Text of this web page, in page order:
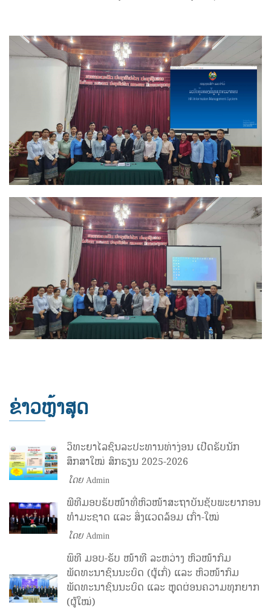
ຂ່າວຫຼ້າສຸດ
ວິທະຍາໄລຊົນລະປະທານທ່າງ່ອນ ເປີດຮັບນັກ
ສຶກສາໃໝ່ ສົກຮຽນ 2025-2026
ໂດຍ Admin
ພີທີມອບຮັບໜ້າທີ່ຫົວໜ້າສະຖາບັນຊັບພະຍາກອນ
ທຳມະຊາດ ແລະ ສິ່ງແວດລ້ອມ ເກົ່າ-ໃໝ່
ໂດຍ Admin
ພິທີ ມອບ-ຮັບ ໜ້າທີ ລະຫວ່າງ ຫົວໜ້າກົມ
ພັດທະນາຊົນນະບົດ (ຜູ້ເກົ່) ແລະ ຫົວໜ້າກົມ
ພັດທະນາຊົນນະບົດ ແລະ ຫຼຸດຜ່ອນຄວາມທຸກຍາກ
(ຜູ້ໃໝ່)